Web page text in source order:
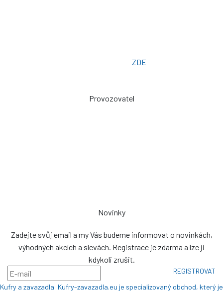
ZDE
Provozovatel
Novinky
Zadejte svůj email a my Vás budeme informovat o novinkách,
výhodných akcích a slevách. Registrace je zdarma a lze ji
kdykoli zrušit.
REGISTROVAT
Kufry a zavazadla Kufry-zavazadla.eu je specializovaný obchod, který je